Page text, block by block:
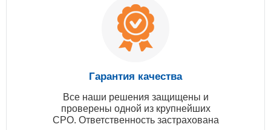
Гарантия качества
Все наши решения защищены и
проверены одной из крупнейших
СРО. Ответственность застрахована